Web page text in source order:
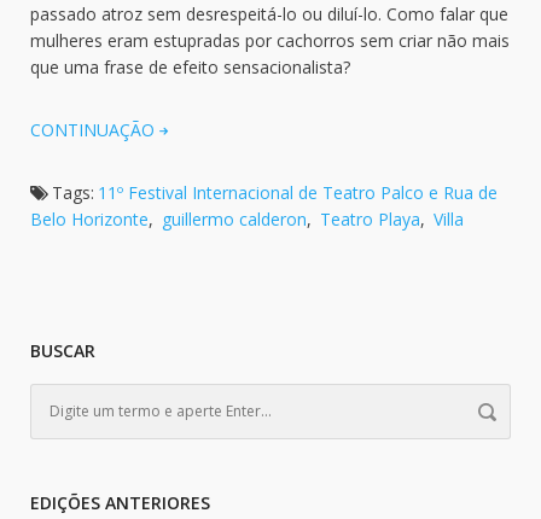
passado atroz sem desrespeitá-lo ou diluí-lo. Como falar que
mulheres eram estupradas por cachorros sem criar não mais
que uma frase de efeito sensacionalista?
CONTINUAÇÃO
Tags: 11º Festival Internacional de Teatro Palco e Rua de
Belo Horizonte, guillermo calderon, Teatro Playa, Villa
BUSCAR
EDIÇÕES ANTERIORES